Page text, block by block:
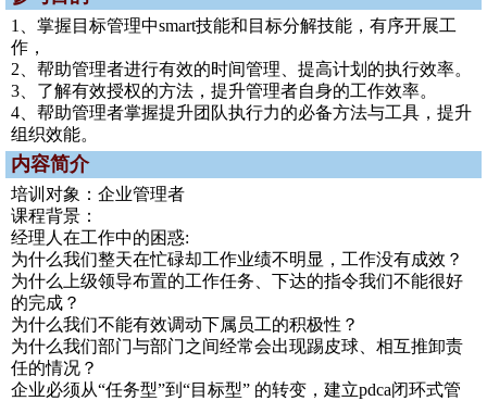
1、掌握目标管理中smart技能和目标分解技能，有序开展工
作，
2、帮助管理者进行有效的时间管理、提高计划的执行效率。
3、了解有效授权的方法，提升管理者自身的工作效率。
4、帮助管理者掌握提升团队执行力的必备方法与工具，提升
组织效能。
内容简介
培训对象：企业管理者
课程背景：
经理人在工作中的困惑:
为什么我们整天在忙碌却工作业绩不明显，工作没有成效？
为什么上级领导布置的工作任务、下达的指令我们不能很好
的完成？
为什么我们不能有效调动下属员工的积极性？
为什么我们部门与部门之间经常会出现踢皮球、相互推卸责
任的情况？
企业必须从“任务型”到“目标型” 的转变，建立pdca闭环式管